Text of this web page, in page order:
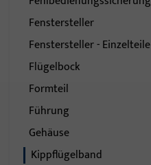
Fenstersteller
Fenstersteller - Einzelteile
Flügelbock
Formteil
Führung
Gehäuse
Kippflügelband